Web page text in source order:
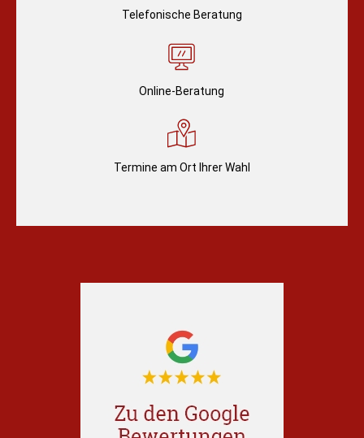
Telefonische Beratung
Online-Beratung
Termine am Ort Ihrer Wahl